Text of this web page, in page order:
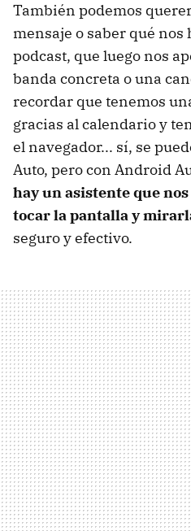
También podemos
mensaje o saber qué
podcast, que luego nos
banda concreta o una
recordar que tenemos
gracias al calendario y
el navegador... sí, se
Auto, pero con Android
hay un asistente que
tocar la pantalla y
seguro y efectivo.